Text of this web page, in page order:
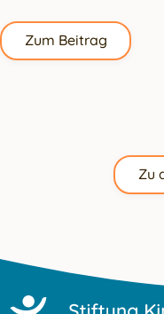
Zum Beitrag
Zu
Zum Hauptinhalt springen
Zur Navigation springen